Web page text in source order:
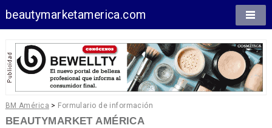
beautymarketamerica.com
BM América > Formulario de información
BEAUTYMARKET AMÉRICA